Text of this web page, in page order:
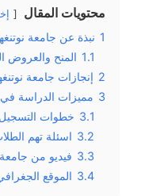
محتويات المقال
1 نبذة عن جامعة
1.1 المنح والعروض
2 إنجازات جامعة
3 مميزات الدراسة في
3.1 خطوات التسجيل
3.2 اسئلة تهم
3.3 فيديو من جامعة
3.4 الموقع